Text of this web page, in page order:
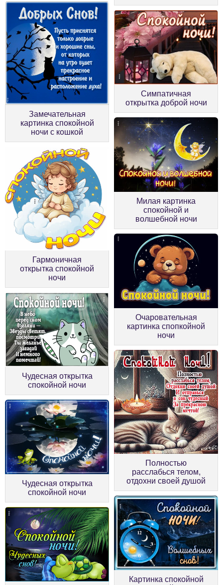
Замечательная
картинка спокойной
ночи с кошкой
Симпатичная
открытка доброй ночи
Гармоничная
открытка спокойной
ночи
Милая картинка
спокойной и
волшебной ночи
Чудесная открытка
спокойной ночи
Очаровательная
картинка спопкойной
ночи
Чудесная открытка
спокойной ночи
Полностью
расслабься телом,
отдохни своей душой
Картинка спокойной